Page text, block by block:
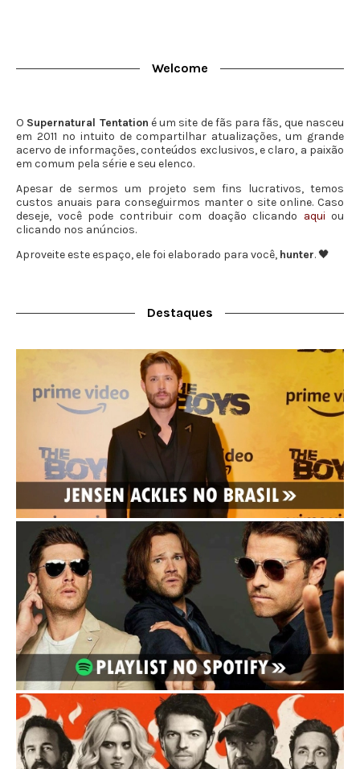
Welcome
O Supernatural Tentation é um site de fãs para fãs, que nasceu
em 2011 no intuito de compartilhar atualizações, um grande
acervo de informações, conteúdos exclusivos, e claro, a paixão
em comum pela série e seu elenco.
Apesar de sermos um projeto sem fins lucrativos, temos
custos anuais para conseguirmos manter o site online. Caso
deseje, você pode contribuir com doação clicando aqui ou
clicando nos anúncios.
Aproveite este espaço, ele foi elaborado para você, hunter. 🖤
Destaques